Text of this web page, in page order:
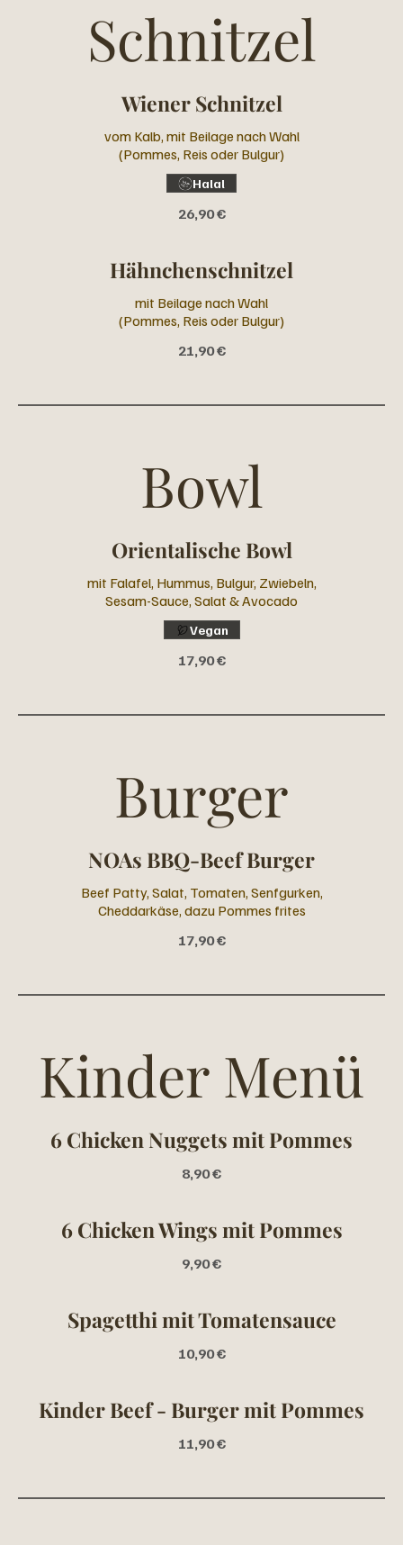
Schnitzel
Wiener Schnitzel
vom Kalb, mit Beilage nach Wahl
(Pommes, Reis oder Bulgur)
26,90 €
Halal
Hähnchenschnitzel
mit Beilage nach Wahl
(Pommes, Reis oder Bulgur)
21,90 €
Bowl
Orientalische Bowl
mit Falafel, Hummus, Bulgur, Zwiebeln,
Sesam-Sauce, Salat & Avocado
17,90 €
Vegan
Burger
NOAs BBQ-Beef Burger
Beef Patty, Salat, Tomaten, Senfgurken,
Cheddarkäse, dazu Pommes frites
17,90 €
Kinder Menü
6 Chicken Nuggets mit Pommes
8,90 €
6 Chicken Wings mit Pommes
9,90 €
Spagetthi mit Tomatensauce
10,90 €
Kinder Beef - Burger mit Pommes
11,90 €